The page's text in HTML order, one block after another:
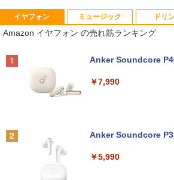
1
[訳アリ★格安] ノ
s11 15.6型 HP 250
メモリ8GB
ルチ Bluetooth
1 Office 格安 中古
piron 3593 Core i3
1
PHILIPS 241V8
インチワイド ブラ
ルHD）16:9 IPSパ
拠 PS4 switch 対応
￥6,500
2
00-8/11 01:59】
Hzリフレッシュレ
1
【楽天ブックス限
写真集 どストライ
￥4,400
￥17,600
イヤフォン
Amazon イヤフォン の売れ筋ランキング
Anker Soundcore
￥7,990
Anker Soundcore
￥5,990
ミュージック ドリ